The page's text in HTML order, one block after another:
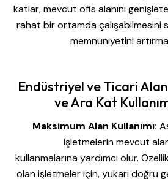
katlar, mevcut ofis alanını
rahat bir ortamda çalışabilmesini
memnuniyetini
Endüstriyel ve Ticari
ve Ara Kat
Maksimum Alan Kullanımı:
işletmelerin mevcut
kullanmalarına yardımcı olur.
olan işletmeler için, yukarı doğru